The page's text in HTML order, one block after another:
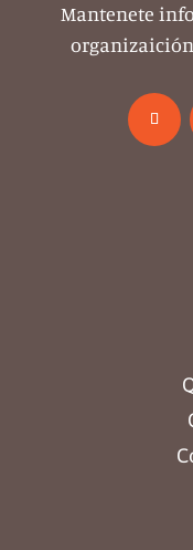
Mantenete
organizaición